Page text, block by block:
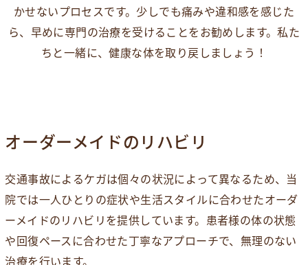
かせないプロセスです。少しでも痛みや違和感を感じた
ら、早めに専門の治療を受けることをお勧めします。私た
ちと一緒に、健康な体を取り戻しましょう！
オーダーメイドのリハビリ
交通事故によるケガは個々の状況によって異なるため、当
院では一人ひとりの症状や生活スタイルに合わせたオーダ
ーメイドのリハビリを提供しています。患者様の体の状態
や回復ペースに合わせた丁寧なアプローチで、無理のない
治療を行います。